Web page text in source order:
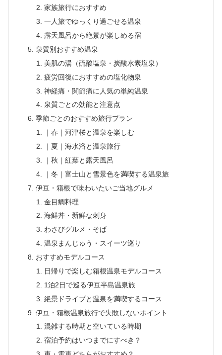
家族旅行におすすめ
一人旅でゆっくり過ごせる温泉
露天風呂から絶景が楽しめる宿
泉質別おすすめ温泉
美肌の湯（硫酸塩泉・炭酸水素塩泉）
疲労回復におすすめの塩化物泉
神経痛・関節痛に人気の単純温泉
泉質ごとの効能と注意点
季節ごとのおすすめ旅行プラン
｜春｜河津桜と温泉を楽しむ
｜夏｜海水浴と温泉旅行
｜秋｜紅葉と露天風呂
｜冬｜富士山と雪景色を満喫する温泉旅
伊豆・箱根で味わいたいご当地グルメ
金目鯛料理
海鮮丼・新鮮な刺身
わさびグルメ・そば
温泉まんじゅう・スイーツ巡り
おすすめモデルコース
日帰りで楽しむ箱根温泉モデルコース
1泊2日で巡る伊豆半島温泉旅
絶景ドライブと温泉を満喫するコース
伊豆・箱根温泉旅行で失敗しないポイント
混雑する時期と空いている時期
宿泊予約はいつまでにすべき？